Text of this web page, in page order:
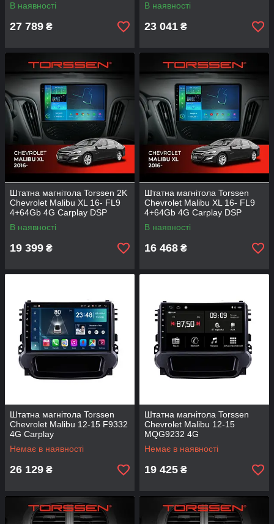
В наявності
27 789 ₴
В наявності
23 041 ₴
Штатна магнітола Torssen 2K
Chevrolet Malibu XL 16- FL9
4+64Gb 4G Carplay DSP
В наявності
19 399 ₴
Штатна магнітола Torssen
Chevrolet Malibu XL 16- FL9
4+64Gb 4G Carplay DSP
В наявності
16 468 ₴
Штатна магнітола Torssen
Chevrolet Malibu 12-15 F9332
4G Carplay
Немає в наявності
26 129 ₴
Штатна магнітола Torssen
Chevrolet Malibu 12-15
MQG9232 4G
Немає в наявності
19 425 ₴